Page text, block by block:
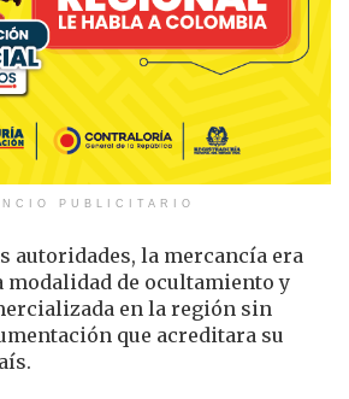
PUBLICITARIO
autoridades, la mercancía era
modalidad de ocultamiento y
en la región sin
que acreditara su